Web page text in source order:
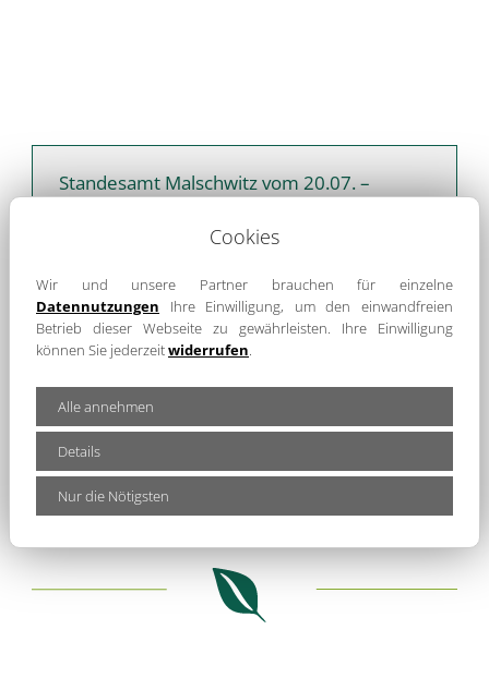
Standesamt Malschwitz vom 20.07. –
04.08.2026 eingeschränkt erreichbar.
weiterlesen ...
Cookies
Wir und unsere Partner brauchen für einzelne
Datennutzungen Ihre Einwilligung, um den einwandfreien
Betrieb dieser Webseite zu gewährleisten. Ihre Einwilligung
können Sie jederzeitwiderrufen.
Alle annehmen
Details
Nur die Nötigsten